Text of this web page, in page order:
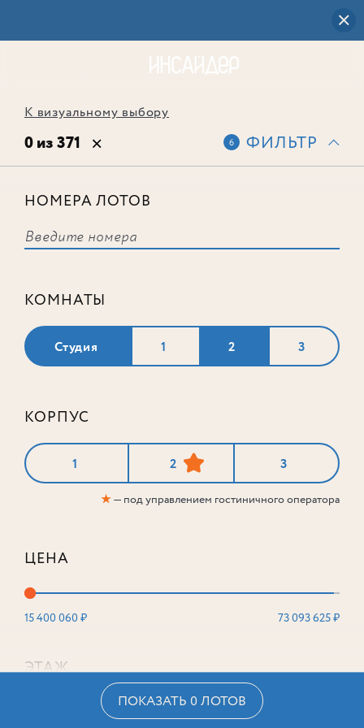
К визуальному выбору
0 из 371 6 ФИЛЬТР
НОМЕРА ЛОТОВ
КОМНАТЫ
Студия 1 2 3
КОРПУС
1 2 3
★— под управлением гостиничного оператора
ЦЕНА
15 400 060 ₽ 73 093 625 ₽
ЭТАЖ
ПОКАЗАТЬ 0 ЛОТОВ
соответствует ни одного лота